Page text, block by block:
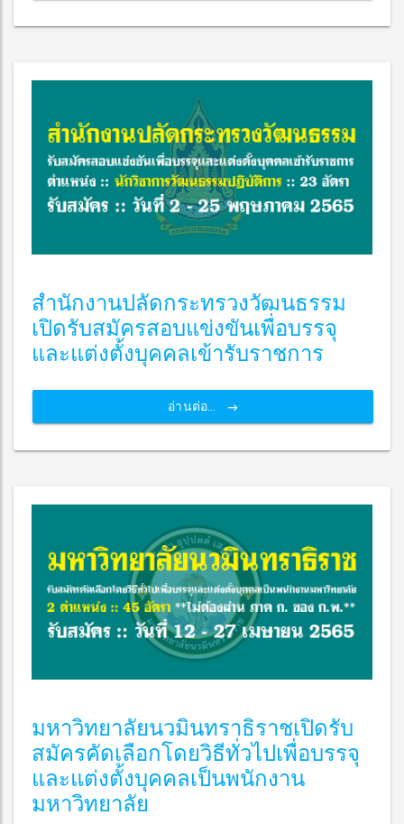
สำนักงานปลัดกระทรวงวัฒนธรรม
เปิดรับสมัครสอบแข่งขันเพื่อบรรจุ
และแต่งตั้งบุคคลเข้ารับราชการ
อ่านต่อ...
มหาวิทยาลัยนวมินทราธิราชเปิดรับ
สมัครคัดเลือกโดยวิธีทั่วไปเพื่อบรรจุ
และแต่งตั้งบุคคลเป็นพนักงาน
มหาวิทยาลัย